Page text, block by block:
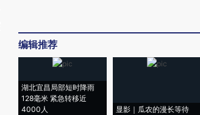
编辑推荐
湖北宜昌局部短时降雨
128毫米 紧急转移近
4000人
显影｜瓜农的漫长等待